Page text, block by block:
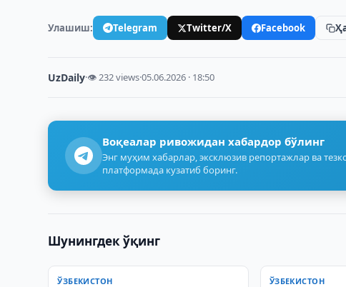
Улашиш: Telegram Twitter/X Facebook
UzDaily·👁 232 views·05.06.2026 · 18:50
Воқеалар ривожидан хабардор бўлинг
Энг муҳим хабарлар, эксклюзив репортажлар ва
платформада кузатиб боринг.
Шунингдек ўқинг
ЎЗБЕКИСТОН ЎЗБЕКИСТОН